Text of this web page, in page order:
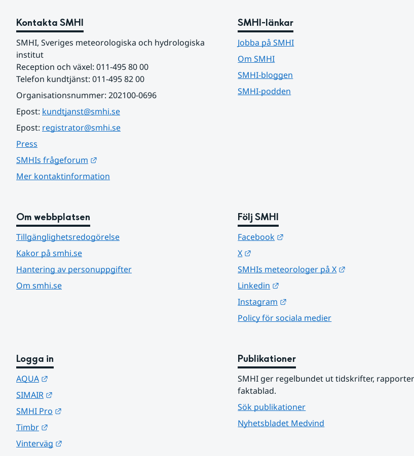
Kontakta SMHI
SMHI, Sveriges meteorologiska och hydrologiska
institut
Reception och växel: 011-495 80 00
Telefon kundtjänst: 011-495 82 00
Organisationsnummer: 202100-0696
Epost: kundtjanst@smhi.se
Epost: registrator@smhi.se
Press
SMHIs frågeforum
Mer kontaktinformation
SMHI-länkar
Jobba på SMHI
Om SMHI
SMHI-bloggen
SMHI-podden
Om webbplatsen
Tillgänglighetsredogörelse
Kakor på smhi.se
Hantering av personuppgifter
Om smhi.se
Följ SMHI
Facebook
X
SMHIs meteorologer på X
Linkedin
Instagram
Policy för sociala medier
Logga in
AQUA
SIMAIR
SMHI Pro
Timbr
Vinterväg
Publikationer
SMHI ger regelbundet ut tidskrifter,
faktablad.
Sök publikationer
Nyhetsbladet Medvind